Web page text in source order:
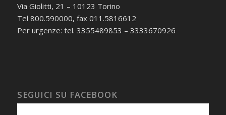
Via Giolitti, 21 – 10123 Torino
Tel 800.590000, fax 011.5816612
Per urgenze: tel. 3355489853 – 3333670926
SEGUICI SU FACEBOOK